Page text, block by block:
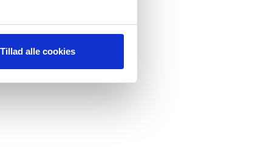
Tillad alle cookies